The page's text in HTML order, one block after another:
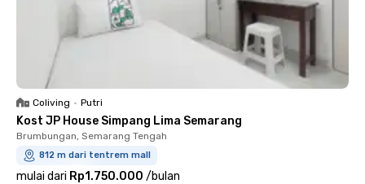
Coliving • Putri
Kost JP House Simpang Lima Semarang
Brumbungan, Semarang Tengah
812 m dari tentrem mall
mulai dari Rp1.750.000 /bulan